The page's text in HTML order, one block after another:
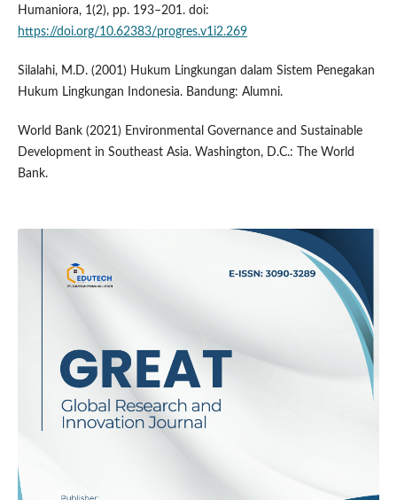
Humaniora, 1(2), pp. 193–201. doi:
https://doi.org/10.62383/progres.v1i2.269
Silalahi, M.D. (2001) Hukum Lingkungan dalam Sistem Penegakan
Hukum Lingkungan Indonesia. Bandung: Alumni.
World Bank (2021) Environmental Governance and Sustainable
Development in Southeast Asia. Washington, D.C.: The World
Bank.